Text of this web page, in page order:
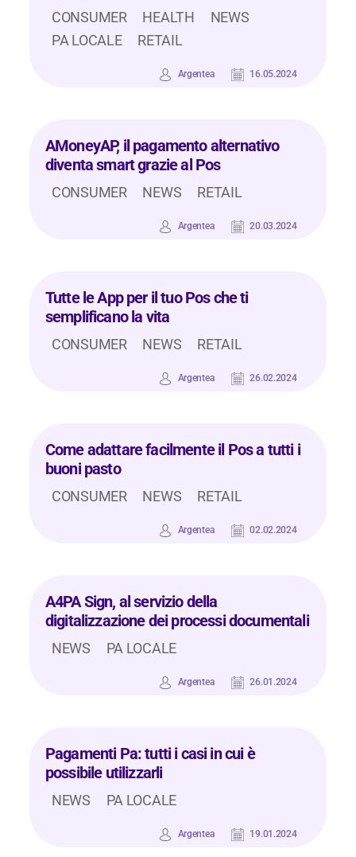
CONSUMER HEALTH
NEWS
PA LOCALE
RETAIL
Argentea 16.05.2024
AMoneyAP, il pagamento alternativo
diventa smart grazie al Pos
CONSUMER NEWS RETAIL
Argentea 20.03.2024
Tutte le App per il tuo Pos che ti
semplificano la vita
CONSUMER NEWS RETAIL
Argentea 26.02.2024
Come adattare facilmente il Pos a tutti i
buoni pasto
CONSUMER NEWS RETAIL
Argentea 02.02.2024
A4PA Sign, al servizio della
digitalizzazione dei processi documentali
NEWS PA LOCALE
Argentea 26.01.2024
Pagamenti Pa: tutti i casi in cui è
possibile utilizzarli
NEWS PA LOCALE
Argentea 19.01.2024